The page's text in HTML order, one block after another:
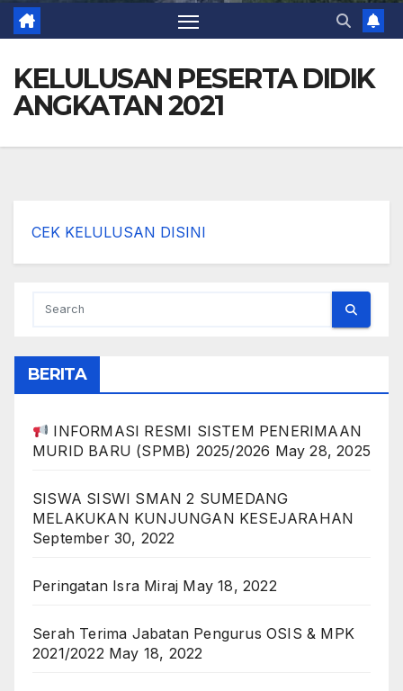
KELULUSAN PESERTA DIDIK
ANGKATAN 2021
CEK KELULUSAN DISINI
BERITA
INFORMASI RESMI SISTEM PENERIMAAN
MURID BARU (SPMB) 2025/2026 May 28, 2025
SISWA SISWI SMAN 2 SUMEDANG
MELAKUKAN KUNJUNGAN KESEJARAHAN
September 30, 2022
Peringatan Isra Miraj May 18, 2022
Serah Terima Jabatan Pengurus OSIS & MPK
2021/2022 May 18, 2022